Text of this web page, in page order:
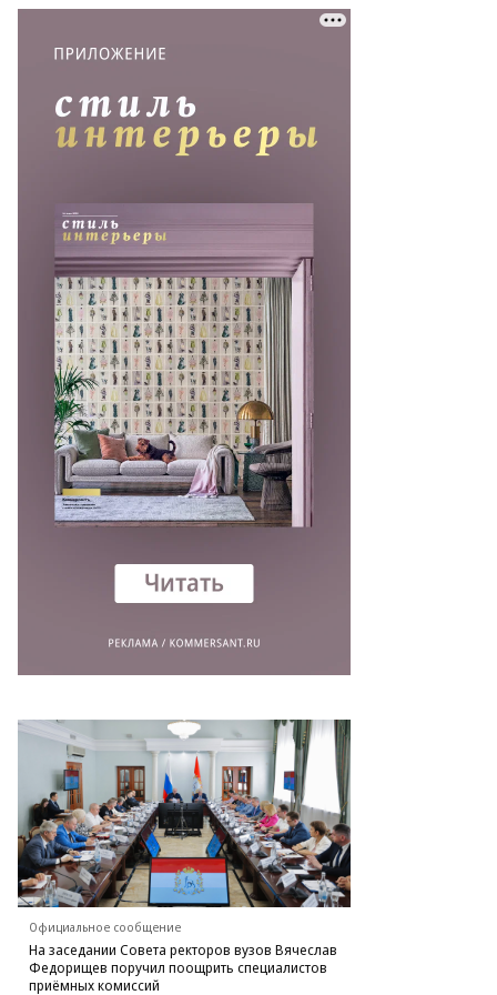
Официальное сообщение
На заседании Совета ректоров вузов Вячеслав
Федорищев поручил поощрить специалистов
приёмных комиссий